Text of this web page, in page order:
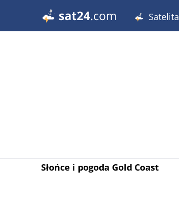
Satelita
Słońce i pogoda Gold Coast